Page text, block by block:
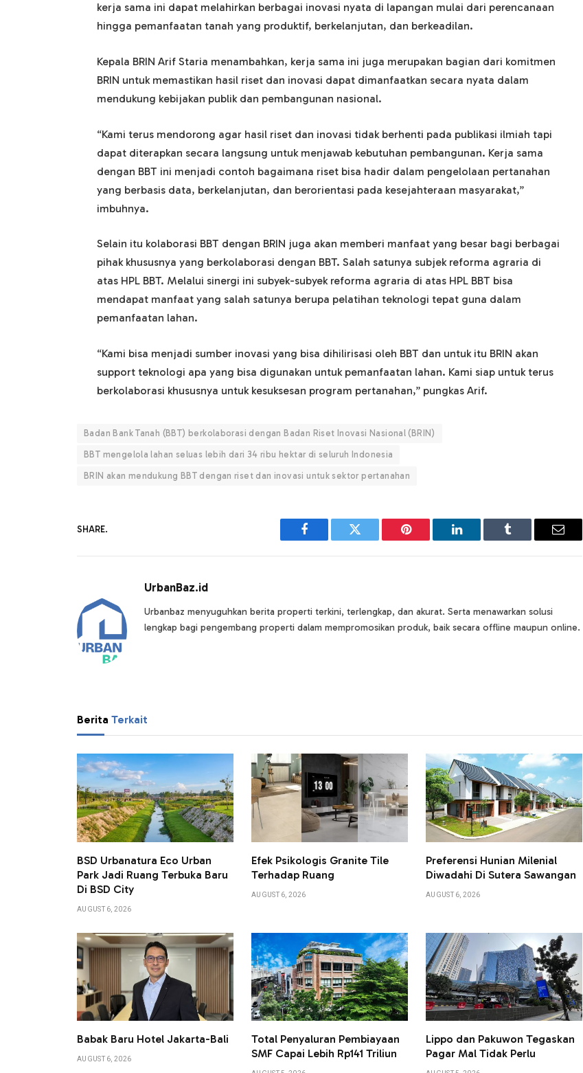
kerja sama ini dapat melahirkan berbagai inovasi nyata di lapangan mulai dari perencanaan
hingga pemanfaatan tanah yang produktif, berkelanjutan, dan berkeadilan.
Kepala BRIN Arif Staria menambahkan, kerja sama ini juga merupakan bagian dari komitmen
BRIN untuk memastikan hasil riset dan inovasi dapat dimanfaatkan secara nyata dalam
mendukung kebijakan publik dan pembangunan nasional.
“Kami terus mendorong agar hasil riset dan inovasi tidak berhenti pada publikasi ilmiah tapi
dapat diterapkan secara langsung untuk menjawab kebutuhan pembangunan. Kerja sama
dengan BBT ini menjadi contoh bagaimana riset bisa hadir dalam pengelolaan pertanahan
yang berbasis data, berkelanjutan, dan berorientasi pada kesejahteraan masyarakat,”
imbuhnya.
Selain itu kolaborasi BBT dengan BRIN juga akan memberi manfaat yang besar bagi berbagai
pihak khususnya yang berkolaborasi dengan BBT. Salah satunya subjek reforma agraria di
atas HPL BBT. Melalui sinergi ini subyek-subyek reforma agraria di atas HPL BBT bisa
mendapat manfaat yang salah satunya berupa pelatihan teknologi tepat guna dalam
pemanfaatan lahan.
“Kami bisa menjadi sumber inovasi yang bisa dihilirisasi oleh BBT dan untuk itu BRIN akan
support teknologi apa yang bisa digunakan untuk pemanfaatan lahan. Kami siap untuk terus
berkolaborasi khususnya untuk kesuksesan program pertanahan,” pungkas Arif.
Badan Bank Tanah (BBT) berkolaborasi dengan Badan Riset Inovasi Nasional (BRIN)
BBT mengelola lahan seluas lebih dari 34 ribu hektar di seluruh Indonesia
BRIN akan mendukung BBT dengan riset dan inovasi untuk sektor pertanahan
SHARE.
Facebook Twitter Pinterest LinkedIn Tumblr Email
UrbanBaz.id
Urbanbaz menyuguhkan berita properti terkini, terlengkap, dan akurat. Serta menawarkan solusi
lengkap bagi pengembang properti dalam mempromosikan produk, baik secara offline maupun online.
Berita Terkait
BSD Urbanatura Eco Urban
Park Jadi Ruang Terbuka Baru
Di BSD City
AUGUST 6, 2026
Efek Psikologis Granite Tile
Terhadap Ruang
AUGUST 6, 2026
Preferensi Hunian Milenial
Diwadahi Di Sutera Sawangan
AUGUST 6, 2026
Babak Baru Hotel Jakarta-Bali
AUGUST 6, 2026
Total Penyaluran Pembiayaan
SMF Capai Lebih Rp141 Triliun
Lippo dan Pakuwon Tegaskan
Pagar Mal Tidak Perlu